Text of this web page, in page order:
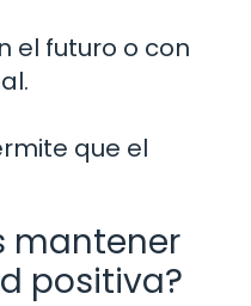
el futuro o con
que el
mantener
positiva?